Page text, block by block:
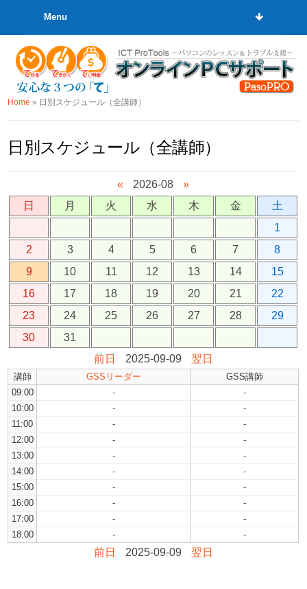
Menu
Home » 日別スケジュール（全講師）
日別スケジュール（全講師）
« 2026-08
»
日
月 火 水 木 金
土
1
2
3 4 5 6 7
8
9
10 11 12 13 14
15
16
17 18 19 20 21
22
23
24 25 26 27 28
29
30
31
前日
2025-09-09 翌日
講師 GSSリーダー
GSS講師
09:00
-
-
10:00
-
-
11:00
-
-
12:00
-
-
13:00
-
-
14:00
-
-
15:00
-
-
16:00
-
-
17:00
-
-
18:00
- -
前日 2025-09-09 翌日